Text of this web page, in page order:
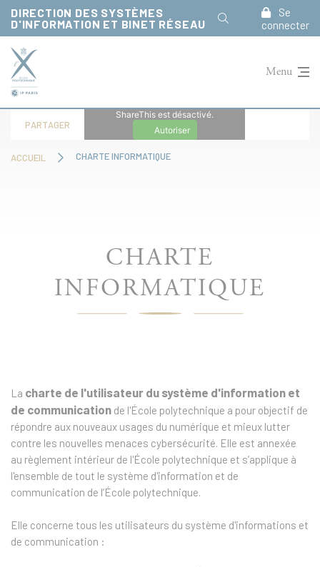
DIRECTION DES SYSTÈMES
D'INFORMATION ET BINET RÉSEAU
Se
connecter
Menu
ACCUEIL CHARTE INFORMATIQUE
PARTAGER
ShareThis est désactivé.
Autoriser
CHARTE
INFORMATIQUE
La charte de l'utilisateur du système d'information et
de communication de l'École polytechnique a pour objectif de
répondre aux nouveaux usages du numérique et mieux lutter
contre les nouvelles menaces cybersécurité. Elle est annexée
au règlement intérieur de l'École polytechnique et s’applique à
l'ensemble de tout le système d'information et de
communication de l’École polytechnique.
Elle concerne tous les utilisateurs du système d'informations et
de communication :
Panneau de gestion des cookies